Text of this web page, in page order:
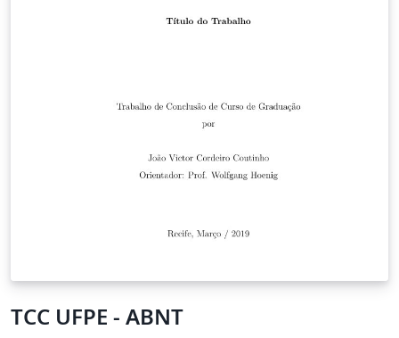
TCC UFPE - ABNT